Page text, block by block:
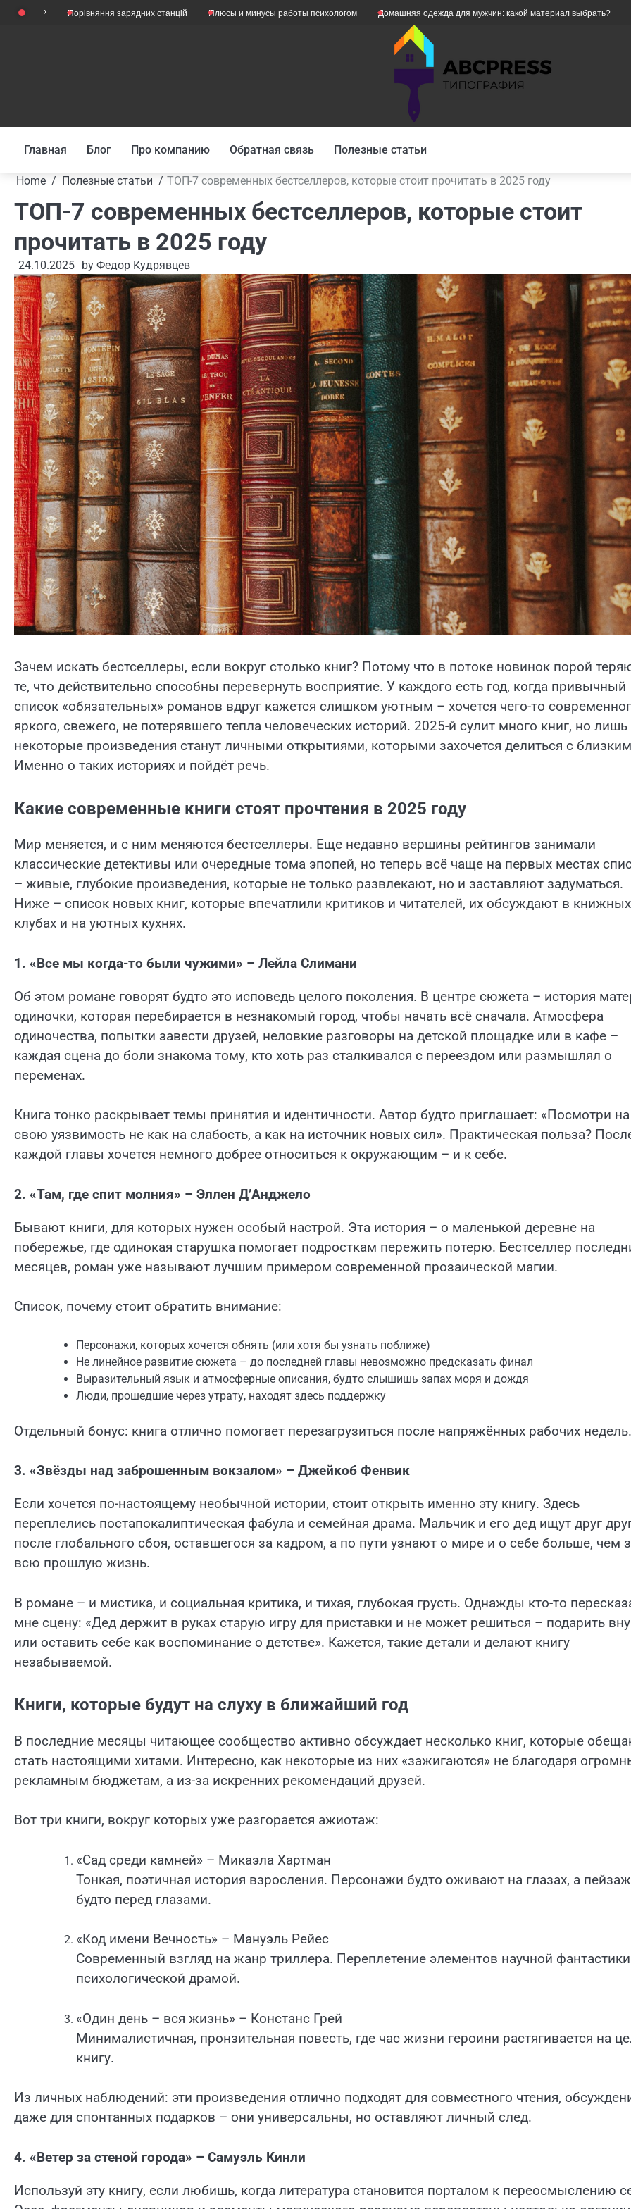
Skip
Порівняння зарядних станцій Плюсы и минусы работы психологом Домашняя одежда для мужчин: какой материал выбрать? Як
Главная Блог Про компанию Обратная связь Полезные статьи
Home Полезные статьи ТОП-7 современных бестселлеров, которые стоит прочитать в 2025 году
ТОП-7 современных бестселлеров, которые стоит
прочитать в 2025 году
24.10.2025 by Федор Кудрявцев
Зачем искать бестселлеры, если вокруг столько книг? Потому что в потоке новинок порой
те, что действительно способны перевернуть восприятие. У каждого есть год, когда привычный
список «обязательных» романов вдруг кажется слишком уютным – хочется чего-то
яркого, свежего, не потерявшего тепла человеческих историй. 2025-й сулит много книг, но лишь
некоторые произведения станут личными открытиями, которыми захочется делиться с
Именно о таких историях и пойдёт речь.
Какие современные книги стоят прочтения в 2025 году
Мир меняется, и с ним меняются бестселлеры. Еще недавно вершины рейтингов занимали
классические детективы или очередные тома эпопей, но теперь всё чаще на первых местах
– живые, глубокие произведения, которые не только развлекают, но и заставляют задуматься.
Ниже – список новых книг, которые впечатлили критиков и читателей, их обсуждают в книжных
клубах и на уютных кухнях.
1. «Все мы когда-то были чужими» – Лейла Слимани
Об этом романе говорят будто это исповедь целого поколения. В центре сюжета – история
одиночки, которая перебирается в незнакомый город, чтобы начать всё сначала. Атмосфера
одиночества, попытки завести друзей, неловкие разговоры на детской площадке или в кафе –
каждая сцена до боли знакома тому, кто хоть раз сталкивался с переездом или размышлял о
переменах.
Книга тонко раскрывает темы принятия и идентичности. Автор будто приглашает: «Посмотри на
свою уязвимость не как на слабость, а как на источник новых сил». Практическая польза?
каждой главы хочется немного добрее относиться к окружающим – и к себе.
2. «Там, где спит молния» – Эллен Д’Анджело
Бывают книги, для которых нужен особый настрой. Эта история – о маленькой деревне на
побережье, где одинокая старушка помогает подросткам пережить потерю. Бестселлер
месяцев, роман уже называют лучшим примером современной прозаической магии.
Список, почему стоит обратить внимание:
Персонажи, которых хочется обнять (или хотя бы узнать поближе)
Не линейное развитие сюжета – до последней главы невозможно предсказать финал
Выразительный язык и атмосферные описания, будто слышишь запах моря и дождя
Люди, прошедшие через утрату, находят здесь поддержку
Отдельный бонус: книга отлично помогает перезагрузиться после напряжённых рабочих недель.
3. «Звёзды над заброшенным вокзалом» – Джейкоб Фенвик
Если хочется по-настоящему необычной истории, стоит открыть именно эту книгу. Здесь
переплелись постапокалиптическая фабула и семейная драма. Мальчик и его дед ищут друг
после глобального сбоя, оставшегося за кадром, а по пути узнают о мире и о себе больше, чем
всю прошлую жизнь.
В романе – и мистика, и социальная критика, и тихая, глубокая грусть. Однажды кто-то
мне сцену: «Дед держит в руках старую игру для приставки и не может решиться – подарить
или оставить себе как воспоминание о детстве». Кажется, такие детали и делают книгу
незабываемой.
Книги, которые будут на слуху в ближайший год
В последние месяцы читающее сообщество активно обсуждает несколько книг, которые
стать настоящими хитами. Интересно, как некоторые из них «зажигаются» не благодаря
рекламным бюджетам, а из-за искренних рекомендаций друзей.
Вот три книги, вокруг которых уже разгорается ажиотаж:
«Сад среди камней» – Микаэла Хартман
Тонкая, поэтичная история взросления. Персонажи будто оживают на глазах, а
будто перед глазами.
«Код имени Вечность» – Мануэль Рейес
Современный взгляд на жанр триллера. Переплетение элементов научной
психологической драмой.
«Один день – вся жизнь» – Констанс Грей
Минималистичная, пронзительная повесть, где час жизни героини растягивается на
книгу.
Из личных наблюдений: эти произведения отлично подходят для совместного чтения,
даже для спонтанных подарков – они универсальны, но оставляют личный след.
4. «Ветер за стеной города» – Самуэль Кинли
Используй эту книгу, если любишь, когда литература становится порталом к переосмыслению